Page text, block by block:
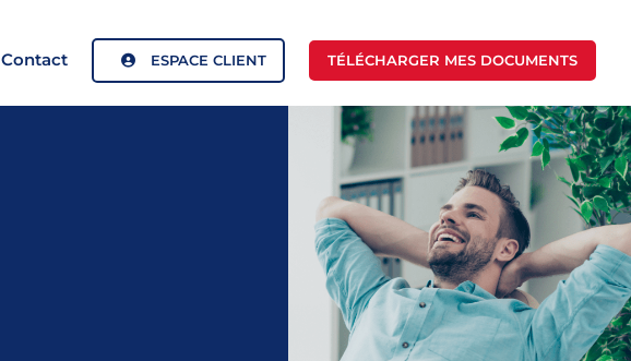
Contact ESPACE CLIENT TÉLÉCHARGER MES DOCUMENTS